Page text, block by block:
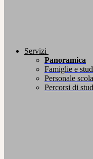
Servizi
Panoramica
Famiglie e
Personale
Percorsi di